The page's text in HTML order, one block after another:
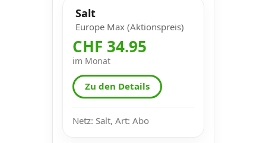
Salt
Europe Max (Aktionspreis)
CHF 34.95
im Monat
Zu den Details
Netz: Salt, Art: Abo